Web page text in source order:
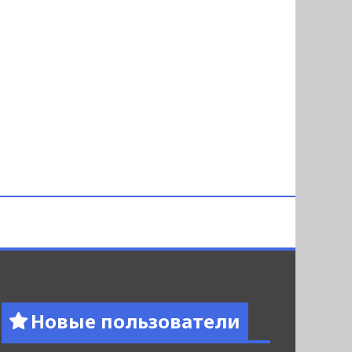
Новые пользователи